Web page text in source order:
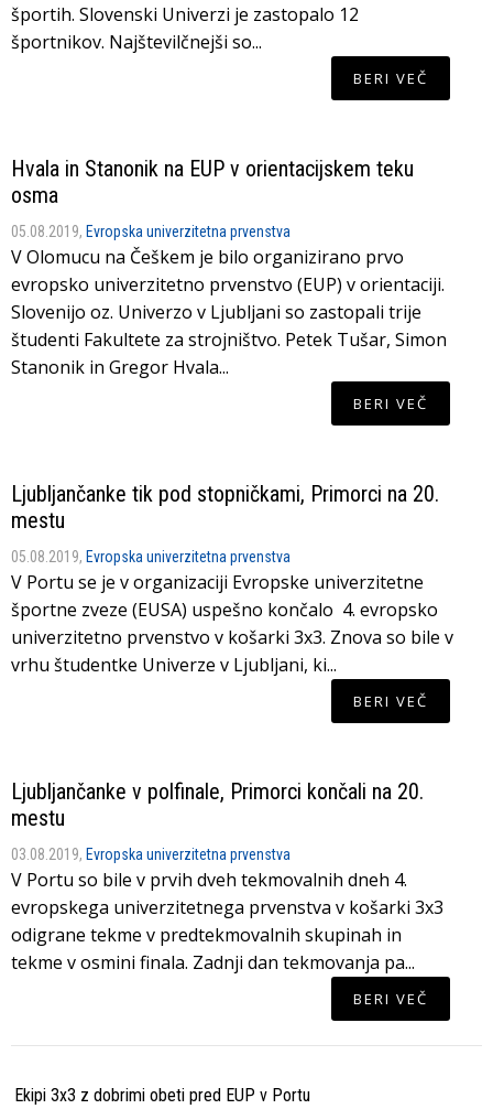
športih. Slovenski Univerzi je zastopalo 12
športnikov. Najštevilčnejši so...
BERI VEČ
Hvala in Stanonik na EUP v orientacijskem teku
osma
05.08.2019, Evropska univerzitetna prvenstva
V Olomucu na Češkem je bilo organizirano prvo
evropsko univerzitetno prvenstvo (EUP) v orientaciji.
Slovenijo oz. Univerzo v Ljubljani so zastopali trije
študenti Fakultete za strojništvo. Petek Tušar, Simon
Stanonik in Gregor Hvala...
BERI VEČ
Ljubljančanke tik pod stopničkami, Primorci na 20.
mestu
05.08.2019, Evropska univerzitetna prvenstva
V Portu se je v organizaciji Evropske univerzitetne
športne zveze (EUSA) uspešno končalo 4. evropsko
univerzitetno prvenstvo v košarki 3x3. Znova so bile v
vrhu študentke Univerze v Ljubljani, ki...
BERI VEČ
Ljubljančanke v polfinale, Primorci končali na 20.
mestu
03.08.2019, Evropska univerzitetna prvenstva
V Portu so bile v prvih dveh tekmovalnih dneh 4.
evropskega univerzitetnega prvenstva v košarki 3x3
odigrane tekme v predtekmovalnih skupinah in
tekme v osmini finala. Zadnji dan tekmovanja pa...
BERI VEČ
Ekipi 3x3 z dobrimi obeti pred EUP v Portu